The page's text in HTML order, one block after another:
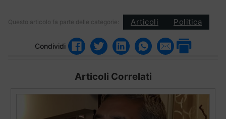
Questo articolo fa parte delle categorie: Articoli Politica
Condividi
Articoli Correlati